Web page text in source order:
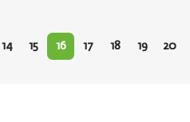
14 15 16 17 18 19 20